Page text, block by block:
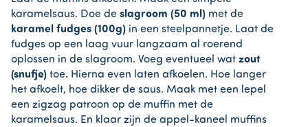
karamelsaus. Doe de slagroom (50 ml) met de
karamel fudges (100g) in een steelpannetje. Laat de
fudges op een laag vuur langzaam al roerend
oplossen in de slagroom. Voeg eventueel wat zout
(snufje) toe. Hierna even laten afkoelen. Hoe langer
het afkoelt, hoe dikker de saus. Maak met een lepel
een zigzag patroon op de muffin met de
karamelsaus. En klaar zijn de appel-kaneel muffins